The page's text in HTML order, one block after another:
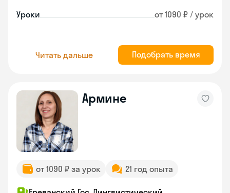
Уроки от 1090 ₽ / урок
Читать дальше Подобрать время
Армине
от 1090 ₽ за урок 21 год опыта